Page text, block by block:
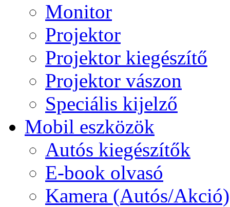
Monitor
Projektor
Projektor kiegészítő
Projektor vászon
Speciális kijelző
Mobil eszközök
Autós kiegészítők
E-book olvasó
Kamera (Autós/Akció)